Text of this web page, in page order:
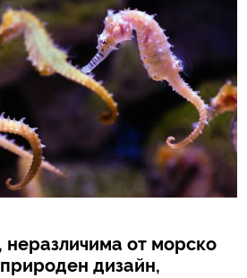
неразличима от морско
дизайн,